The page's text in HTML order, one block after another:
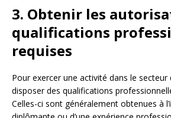
3. Obtenir les
qualifications
requises
Pour exercer une activité dans le secteur
disposer des qualifications
Celles-ci sont généralement obtenues à